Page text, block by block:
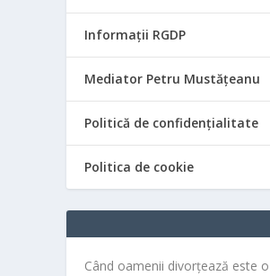
Informații RGDP
Mediator Petru Mustățeanu
Politică de confidențialitate
Politica de cookie
Când oamenii divorțează este